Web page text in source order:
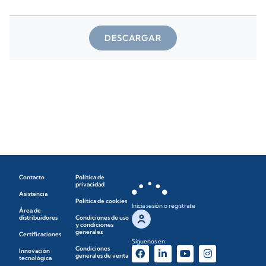
DESCARGAR
Contacto
Asistencia
Área de
distribuidores
Certificaciones
Innovación
tecnológica
Política de
privacidad
Política de cookies
Condiciones de uso
y condiciones
generales
Condiciones
generales de venta
Inicia sesión o regístrate
Síguenos en: